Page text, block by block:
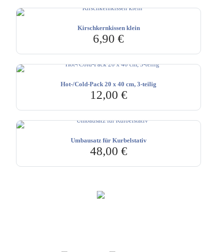
Kirschkernkissen klein
6,90 €
Hot-/Cold-Pack 20 x 40 cm, 3-teilig
12,00 €
Umbausatz für Kurbelstativ
48,00 €